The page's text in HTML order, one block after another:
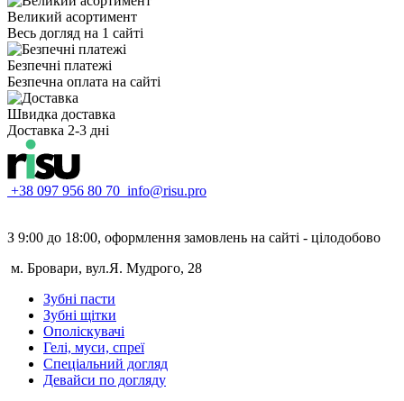
Великий асортимент
Весь догляд на 1 сайті
Безпечні платежі
Безпечна оплата на сайті
Швидка доставка
Доставка 2-3 дні
+38 097 956 80 70 info@risu.pro
З 9:00 до 18:00, оформлення замовлень на сайті - цілодобово
м. Бровари, вул.Я. Мудрого, 28
Зубні пасти
Зубні щітки
Ополіскувачі
Гелі, муси, спреї
Спеціальний догляд
Девайси по догляду